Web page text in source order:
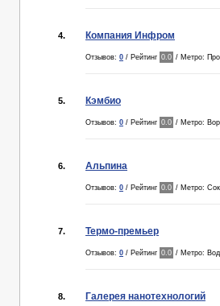
4. Компания Инфром
Отзывов: 0 / Рейтинг 0.0 / Метро:
5. Кэмбио
Отзывов: 0 / Рейтинг 0.0 / Метро:
6. Альпина
Отзывов: 0 / Рейтинг 0.0 / Метро:
7. Термо-премьер
Отзывов: 0 / Рейтинг 0.0 / Метро:
8. Галерея нанотехнологий